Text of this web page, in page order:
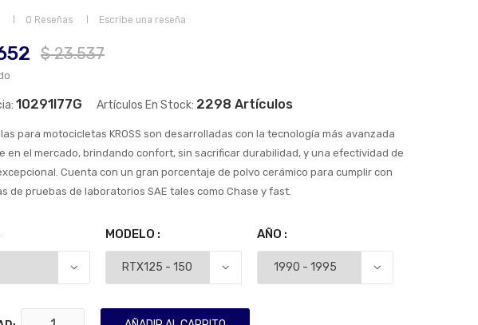
0 Reseñas Escribe una reseña
$ 23.537
10291I77G Artículos En Stock: 2298 Artículos
para motocicletas KROSS son desarrolladas con la tecnología más avanzada
en el mercado, brindando confort, sin sacrificar durabilidad, y una efectividad de
Cuenta con un gran porcentaje de polvo cerámico para cumplir con
de pruebas de laboratorios SAE tales como Chase y fast.
MODELO : AÑO :